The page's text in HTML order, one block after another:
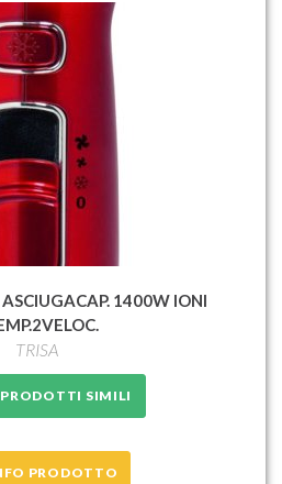
1400W IONI
TRISA
SIMILI
PRODOTTO